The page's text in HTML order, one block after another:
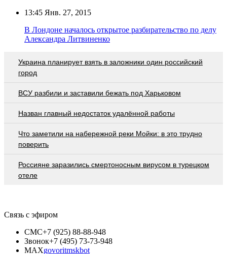
13:45 Янв. 27, 2015
В Лондоне началось открытое разбирательство по делу
Александра Литвиненко
Украина планирует взять в заложники один российский
город
ВСУ разбили и заставили бежать под Харьковом
Назван главный недостаток удалённой работы
Что заметили на набережной реки Мойки: в это трудно
поверить
Россияне заразились смертоносным вирусом в турецком
отеле
Связь с эфиром
СМС+7 (925) 88-88-948
Звонок+7 (495) 73-73-948
MAXgovoritmskbot